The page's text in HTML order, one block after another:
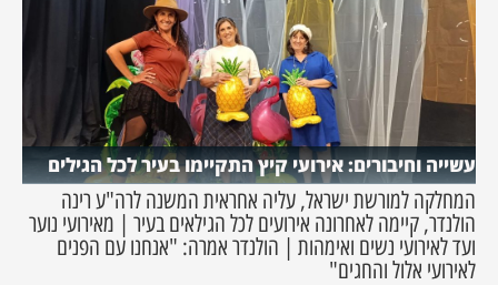
עשייה וחיבורים: אירועי קיץ התקיימו בעיר לכל הגילים
המחלקה למורשת ישראל, עליה אחראית המשנה לרה"ע רינה
הולנדר, קיימה לאחרונה אירועים לכל הגילאים בעיר | מאירועי נוער
ועד לאירועי נשים ואימהות | הולנדר אמרה: "אנחנו עם הפנים
לאירועי אלול והחגים"